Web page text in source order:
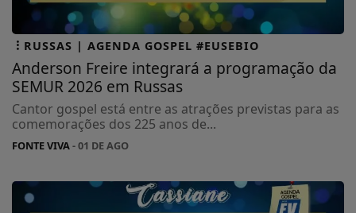
RUSSAS | AGENDA GOSPEL #EUSEBIO
Anderson Freire integrará a programação da
SEMUR 2026 em Russas
Cantor gospel está entre as atrações previstas para as
comemorações dos 225 anos de...
FONTE VIVA- 01 DE AGO